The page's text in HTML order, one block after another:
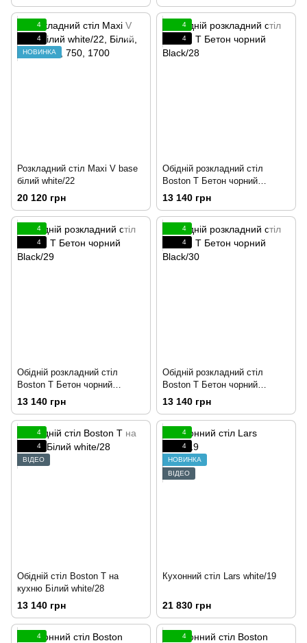
4
4
НОВИНКА
Розкладний стіл Maxi V base
білий white/22
20 120 грн
4
4
Обідній розкладний стіл
Boston T Бетон чорний
Black/28
13 140 грн
4
4
Обідній розкладний стіл
Boston T Бетон чорний
Black/29
13 140 грн
4
4
Обідній розкладний стіл
Boston T Бетон чорний
Black/30
13 140 грн
4
4
ВІДЕО
Обідній стіл Boston T на
кухню Білий white/28
13 140 грн
4
4
НОВИНКА
ВІДЕО
Кухонний стіл Lars white/19
21 830 грн
4
4